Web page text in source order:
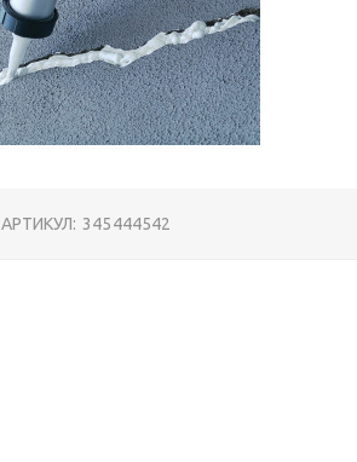
АРТИКУЛ: 345444542